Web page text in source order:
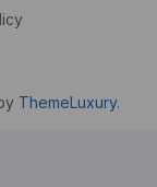
ThemeLuxury.